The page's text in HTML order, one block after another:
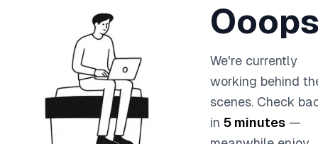
We're currently
working behind
scenes. Check
in 5 minutes —